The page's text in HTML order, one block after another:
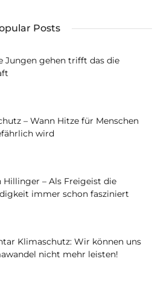
Posts
Jungen gehen trifft das die
– Wann Hitze für Menschen
wird
Hillinger – Als Freigeist die
immer schon fasziniert
Klimaschutz: Wir können uns
nicht mehr leisten!